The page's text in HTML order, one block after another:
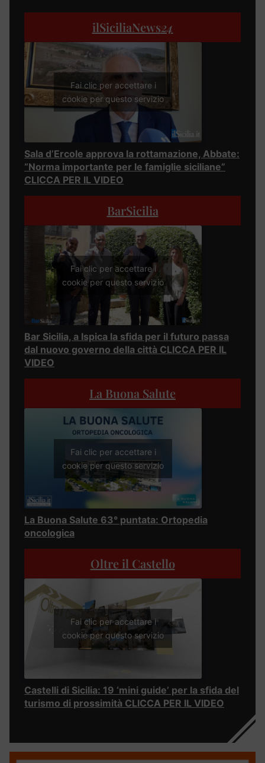
ilSiciliaNews24
Fai clic per accettare i
cookie per questo servizio
Sala d’Ercole approva la rottamazione, Abbate:
“Norma importante per le famiglie siciliane”
CLICCA PER IL VIDEO
BarSicilia
Fai clic per accettare i
cookie per questo servizio
Bar Sicilia, a Ispica la sfida per il futuro passa
dal nuovo governo della città CLICCA PER IL
VIDEO
La Buona Salute
Fai clic per accettare i
cookie per questo servizio
La Buona Salute 63° puntata: Ortopedia
oncologica
Oltre il Castello
Fai clic per accettare i
cookie per questo servizio
Castelli di Sicilia: 19 ‘mini guide’ per la sfida del
turismo di prossimità CLICCA PER IL VIDEO